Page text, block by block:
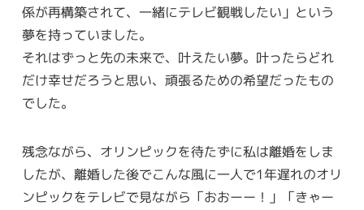
係が再構築されて、一緒にテレビ観戦したい」という
夢を持っていました。
それはずっと先の未来で、叶えたい夢。叶ったらどれ
だけ幸せだろうと思い、頑張るための希望だったもの
でした。
残念ながら、オリンピックを待たずに私は離婚をしま
したが、離婚した後でこんな風に一人で1年遅れのオリ
ンピックをテレビで見ながら「おおーー！」「きゃー